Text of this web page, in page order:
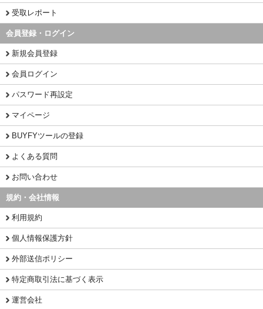
受取レポート
会員登録・ログイン
新規会員登録
会員ログイン
パスワード再設定
マイページ
BUYFYツールの登録
よくある質問
お問い合わせ
規約・会社情報
利用規約
個人情報保護方針
外部送信ポリシー
特定商取引法に基づく表示
運営会社